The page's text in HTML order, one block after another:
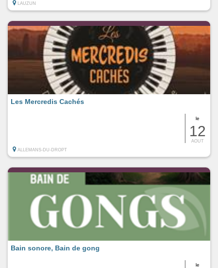
LAUZUN
le
12
AOUT
Les Mercredis Cachés
ALLEMANS-DU-DROPT
le
Bain sonore, Bain de gong